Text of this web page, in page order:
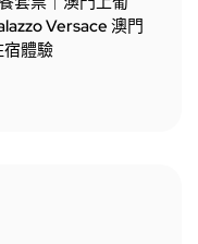
Versace 澳門
宿體驗